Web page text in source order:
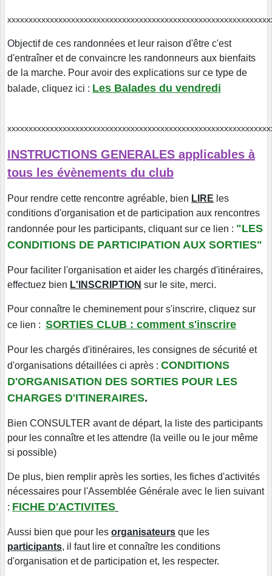
Objectif de ces randonnées et leur raison d'être c'est
d'entraîner et de convaincre les randonneurs aux bienfaits
de la marche. Pour avoir des explications sur ce type de
balade, cliquez ici : Les Balades du vendredi
INSTRUCTIONS GENERALES applicables à
tous les évènements du club
Pour rendre cette rencontre agréable, bien LIRE les
conditions d'organisation et de participation aux rencontres
randonnée pour les participants, cliquant sur ce lien : "LES
CONDITIONS DE PARTICIPATION AUX SORTIES"
Pour faciliter l'organisation et aider les chargés d'itinéraires,
effectuez bien L'INSCRIPTION sur le site, merci.
Pour connaître le cheminement pour s'inscrire, cliquez sur
ce lien : SORTIES CLUB : comment s'inscrire
Pour les chargés d'itinéraires, les consignes de sécurité et
d'organisations détaillées ci après : CONDITIONS
D'ORGANISATION DES SORTIES POUR LES
CHARGES D'ITINERAIRES.
Bien CONSULTER avant de départ, la liste des participants
pour les connaître et les attendre (la veille ou le jour même
si possible)
De plus, bien remplir après les sorties, les fiches d'activités
nécessaires pour l'Assemblée Générale avec le lien suivant
: FICHE D'ACTIVITES
Aussi bien que pour les organisateurs que les
participants, il faut lire et connaître les conditions
d'organisation et de participation et, les respecter.